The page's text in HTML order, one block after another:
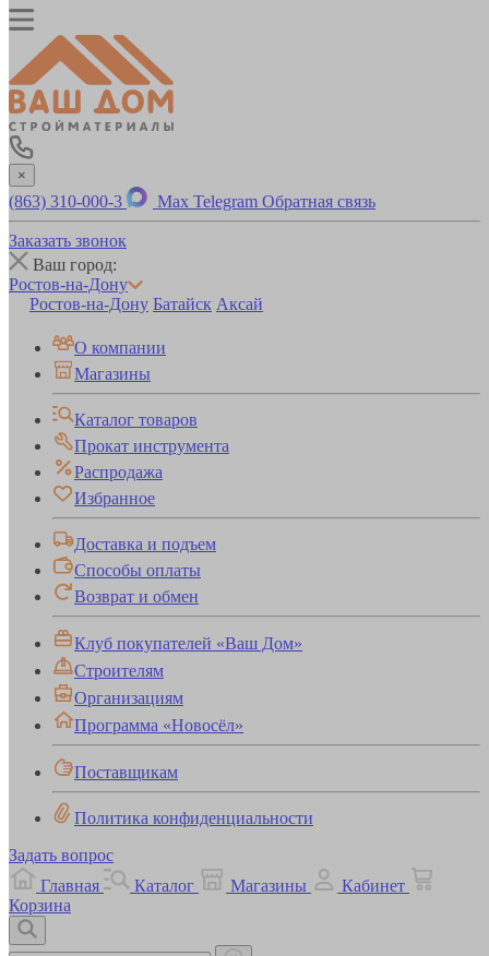
×
(863) 310-000-3 Max Telegram Обратная связь
Заказать звонок
Ваш город:
Ростов-на-Дону
Ростов-на-Дону Батайск Аксай
О компании
Магазины
Каталог товаров
Прокат инструмента
Распродажа
Избранное
Доставка и подъем
Способы оплаты
Возврат и обмен
Клуб покупателей «Ваш Дом»
Строителям
Организациям
Программа «Новосёл»
Поставщикам
Политика конфиденциальности
Задать вопрос
Главная
Каталог Магазины
Кабинет
Корзина